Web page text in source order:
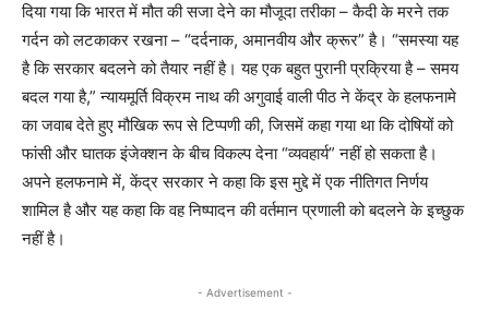
दिया गया कि भारत में मौत की सजा देने का मौजूदा तरीका – कैदी के मरने तक
गर्दन को लटकाकर रखना – “दर्दनाक, अमानवीय और क्रूर” है। “समस्या यह
है कि सरकार बदलने को तैयार नहीं है। यह एक बहुत पुरानी प्रक्रिया है – समय
बदल गया है,” न्यायमूर्ति विक्रम नाथ की अगुवाई वाली पीठ ने केंद्र के हलफनामे
का जवाब देते हुए मौखिक रूप से टिप्पणी की, जिसमें कहा गया था कि दोषियों को
फांसी और घातक इंजेक्शन के बीच विकल्प देना “व्यवहार्य” नहीं हो सकता है।
अपने हलफनामे में, केंद्र सरकार ने कहा कि इस मुद्दे में एक नीतिगत निर्णय
शामिल है और यह कहा कि वह निष्पादन की वर्तमान प्रणाली को बदलने के इच्छुक
नहीं है।
- Advertisement -